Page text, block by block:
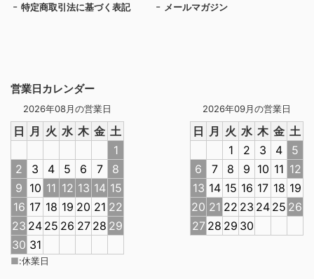
営業日カレンダー
2026年08月の営業日
日 月 火 水 木 金 土
1
2
3 4 5 6 7
8
9 10 11 12 13 14 15
16 17 18 19 20 21 22
23 24 25 26 27 28 29
30 31
2026年09月の営業日
日 月 火 水 木 金 土
1
2 3 4
5
6
7 8 9 10 11 12
13 14 15 16 17 18 19
20 21 22 23 24 25 26
27 28 29 30
■:休業日
特定商取引法に基づく表記 メールマガジン